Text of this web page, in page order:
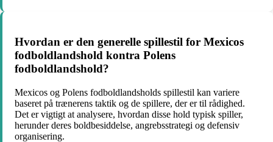
Hvordan er den generelle spillestil for Mexicos
fodboldlandshold kontra Polens
fodboldlandshold?
Mexicos og Polens fodboldlandsholds spillestil kan variere
baseret på trænerens taktik og de spillere, der er til rådighed.
Det er vigtigt at analysere, hvordan disse hold typisk spiller,
herunder deres boldbesiddelse, angrebsstrategi og defensiv
organisering.